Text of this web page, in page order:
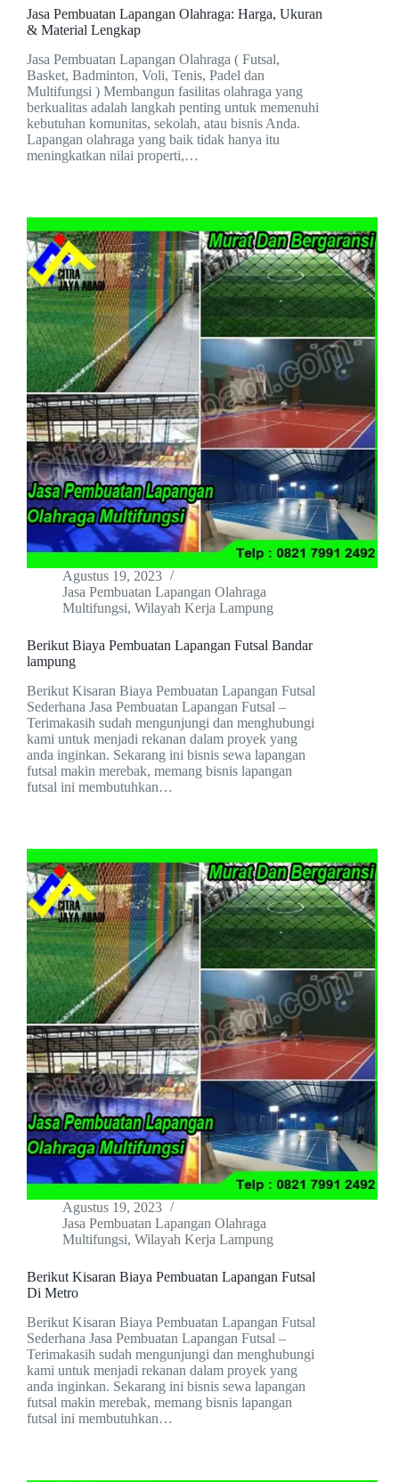
Jasa Pembuatan Lapangan Olahraga: Harga, Ukuran
& Material Lengkap
Jasa Pembuatan Lapangan Olahraga ( Futsal,
Basket, Badminton, Voli, Tenis, Padel dan
Multifungsi ) Membangun fasilitas olahraga yang
berkualitas adalah langkah penting untuk memenuhi
kebutuhan komunitas, sekolah, atau bisnis Anda.
Lapangan olahraga yang baik tidak hanya itu
meningkatkan nilai properti,…
Agustus 19, 2023
Jasa Pembuatan Lapangan Olahraga
Multifungsi, Wilayah Kerja Lampung
Berikut Biaya Pembuatan Lapangan Futsal Bandar
lampung
Berikut Kisaran Biaya Pembuatan Lapangan Futsal
Sederhana Jasa Pembuatan Lapangan Futsal –
Terimakasih sudah mengunjungi dan menghubungi
kami untuk menjadi rekanan dalam proyek yang
anda inginkan. Sekarang ini bisnis sewa lapangan
futsal makin merebak, memang bisnis lapangan
futsal ini membutuhkan…
Agustus 19, 2023
Jasa Pembuatan Lapangan Olahraga
Multifungsi, Wilayah Kerja Lampung
Berikut Kisaran Biaya Pembuatan Lapangan Futsal
Di Metro
Berikut Kisaran Biaya Pembuatan Lapangan Futsal
Sederhana Jasa Pembuatan Lapangan Futsal –
Terimakasih sudah mengunjungi dan menghubungi
kami untuk menjadi rekanan dalam proyek yang
anda inginkan. Sekarang ini bisnis sewa lapangan
futsal makin merebak, memang bisnis lapangan
futsal ini membutuhkan…